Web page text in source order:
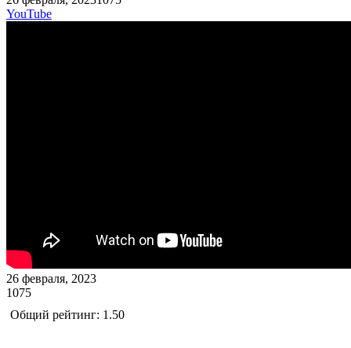
YouTube
26 февраля, 2023
1075
Общий рейтинг: 1.50